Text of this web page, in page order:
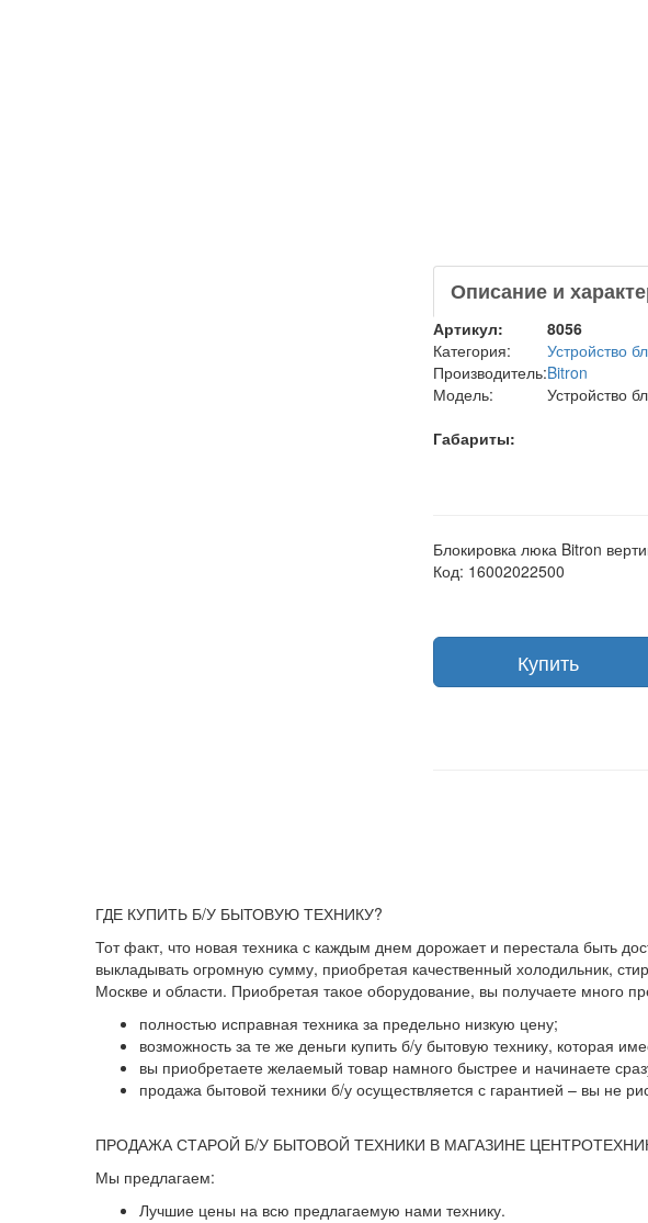
Описание и
Артикул:
8056
Категория:
Устройство
Производитель:Bitron
Модель:
Устройство
Габариты:
Блокировка люка Bitron
Код: 16002022500
ГДЕ КУПИТЬ Б/У БЫТОВУЮ ТЕХНИКУ?
Тот факт, что новая техника с каждым днем дорожает и перестала быть
выкладывать огромную сумму, приобретая качественный холодильник,
Москве и области. Приобретая такое оборудование, вы получаете много
полностью исправная техника за предельно низкую цену;
возможность за те же деньги купить б/у бытовую технику, которая
вы приобретаете желаемый товар намного быстрее и начинаете
продажа бытовой техники б/у осуществляется с гарантией – вы не
ПРОДАЖА СТАРОЙ Б/У БЫТОВОЙ ТЕХНИКИ В МАГАЗИНЕ
Мы предлагаем:
Лучшие цены на всю предлагаемую нами технику.